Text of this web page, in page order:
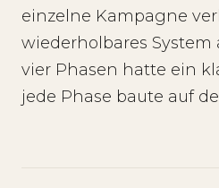
einzelne Kampagne
wiederholbares System
vier Phasen hatte ein
jede Phase baute auf